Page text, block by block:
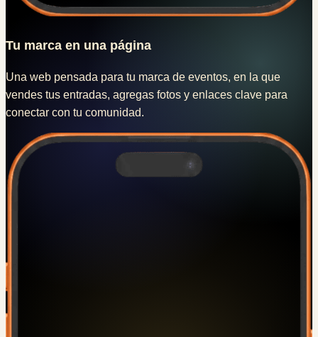
Tu marca en una página
Una web pensada para tu marca de eventos, en la que
vendes tus entradas, agregas fotos y enlaces clave para
conectar con tu comunidad.